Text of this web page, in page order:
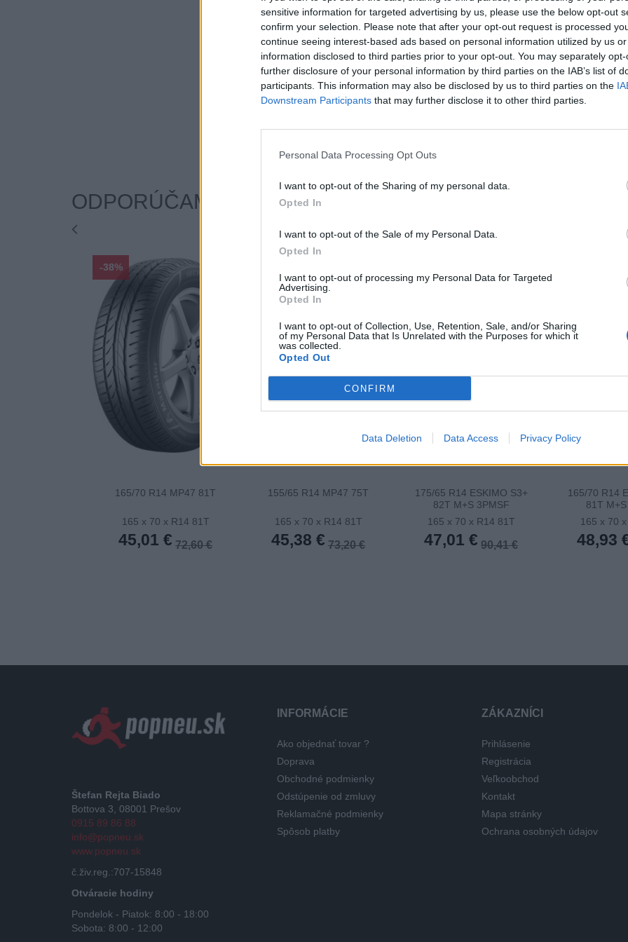
sensitive information for targeted advertising by us, please use the below opt-out
confirm your selection. Please note that after your opt-out request is processed
continue seeing interest-based ads based on personal information utilized by us
information disclosed to third parties prior to your opt-out. You may separately
further disclosure of your personal information by third parties on the IAB’s list of
participants. This information may also be disclosed by us to third parties on the
Downstream Participants that may further disclose it to other third parties.
Personal Data Processing Opt Outs
I want to opt-out of the Sharing of my personal data.
Opted In
I want to opt-out of the Sale of my Personal Data.
Opted In
I want to opt-out of processing my Personal Data for Targeted
Advertising.
Opted In
I want to opt-out of Collection, Use, Retention, Sale, and/or Sharing
of my Personal Data that Is Unrelated with the Purposes for which it
was collected.
Opted Out
CONFIRM
Data Deletion Data Access Privacy Policy
Profil:
65
Ráfik:
Sezóna:
Spotreba paliva:
C
Trieda vozu:
C1
Valivý odpor:
ODPORÚČAME
-38%
165/70 R14 MP47 81T
165 x 70 x R14 81T
45,01 € 72,60 €
155/65 R14 MP47 75T
165 x 70 x R14 81T
45,38 € 73,20 €
175/65 R14 ESKIMO S3+
82T M+S 3PMSF
165 x 70 x R14 81T
47,01 € 90,41 €
165/70 R14
81T
165 x 70
48,93
Štefan Rejta Biado
Bottova 3, 08001 Prešov
0915 89 86 88
info@popneu.sk
www.popneu.sk
č.živ.reg.:707-15848
Otváracie hodiny
Pondelok - Piatok: 8:00 - 18:00
Sobota: 8:00 - 12:00
INFORMÁCIE
Ako objednať tovar ?
Doprava
Obchodné podmienky
Odstúpenie od zmluvy
Reklamačné podmienky
Spôsob platby
ZÁKAZNÍCI
Prihlásenie
Registrácia
Veľkoobchod
Kontakt
Mapa stránky
Ochrana osobných údajov